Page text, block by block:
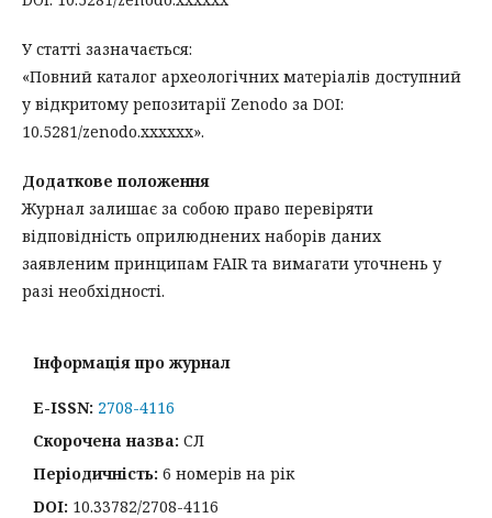
У статті зазначається:
«Повний каталог археологічних матеріалів доступний
у відкритому репозитарії Zenodo за DOI:
10.5281/zenodo.xxxxxx».
Додаткове положення
Журнал залишає за собою право перевіряти
відповідність оприлюднених наборів даних
заявленим принципам FAIR та вимагати уточнень у
разі необхідності.
Інформація про журнал
E-ISSN: 2708-4116
Скорочена назва: СЛ
Періодичність: 6 номерів на рік
DOI: 10.33782/2708-4116